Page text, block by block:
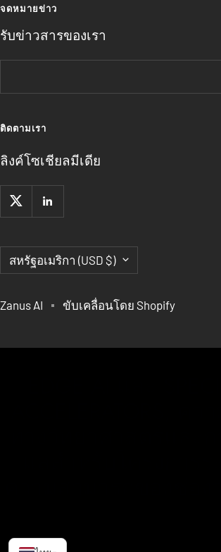
จดหมายข่าว
รับข่าวสารของเรา
ติดตามเรา
ลิงค์โซเชียลมีเดีย
ประเทศ/
ภูมิภาค
สหรัฐอเมริกา (USD $)
Zanus AI ขับเคลื่อนโดย Shopify